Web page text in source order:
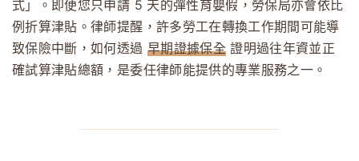
式」。即便您只申請 5 天的彈性育嬰假，勞保局亦會依比
例折算津貼。律師提醒，許多勞工在轉換工作期間可能導
致保險中斷，如何透過 早期證據保全證明過往年資並正
確試算津貼總額，是委任律師能提供的專業服務之一。